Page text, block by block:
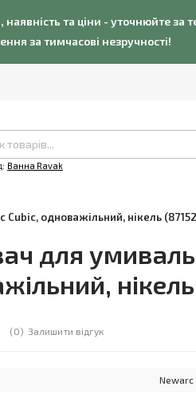
наявність та ціни - уточнюйте за
за тимчасові незручності!
Ванна Ravak
одноважільний, нікель
для
(0) Залишити відгук
Newarc